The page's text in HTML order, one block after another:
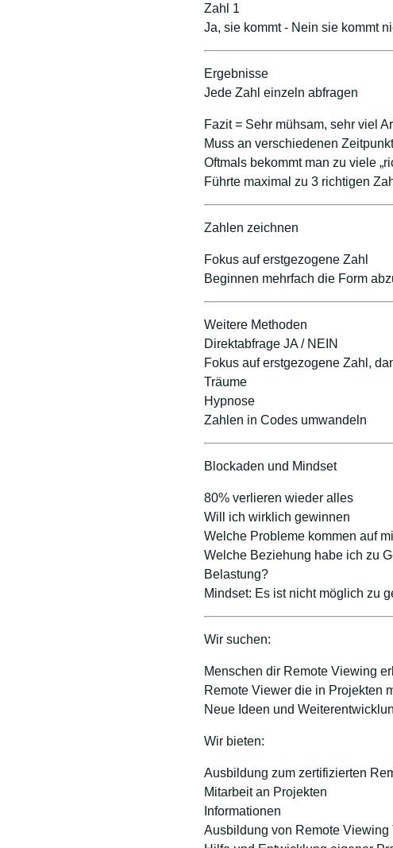
Zahl 1
Ja, sie kommt - Nein sie kommt
Ergebnisse
Jede Zahl einzeln abfragen
Fazit = Sehr mühsam, sehr viel
Muss an verschiedenen
Oftmals bekommt man zu viele
Führte maximal zu 3 richtigen
Zahlen zeichnen
Fokus auf erstgezogene Zahl
Beginnen mehrfach die Form
Weitere Methoden
Direktabfrage JA / NEIN
Fokus auf erstgezogene Zahl,
Träume
Hypnose
Zahlen in Codes umwandeln
Blockaden und Mindset
80% verlieren wieder alles
Will ich wirklich gewinnen
Welche Probleme kommen auf
Welche Beziehung habe ich zu
Belastung?
Mindset: Es ist nicht möglich zu
Wir suchen:
Menschen dir Remote Viewing
Remote Viewer die in Projekten
Neue Ideen und
Wir bieten:
Ausbildung zum zertifizierten
Mitarbeit an Projekten
Informationen
Ausbildung von Remote Viewing